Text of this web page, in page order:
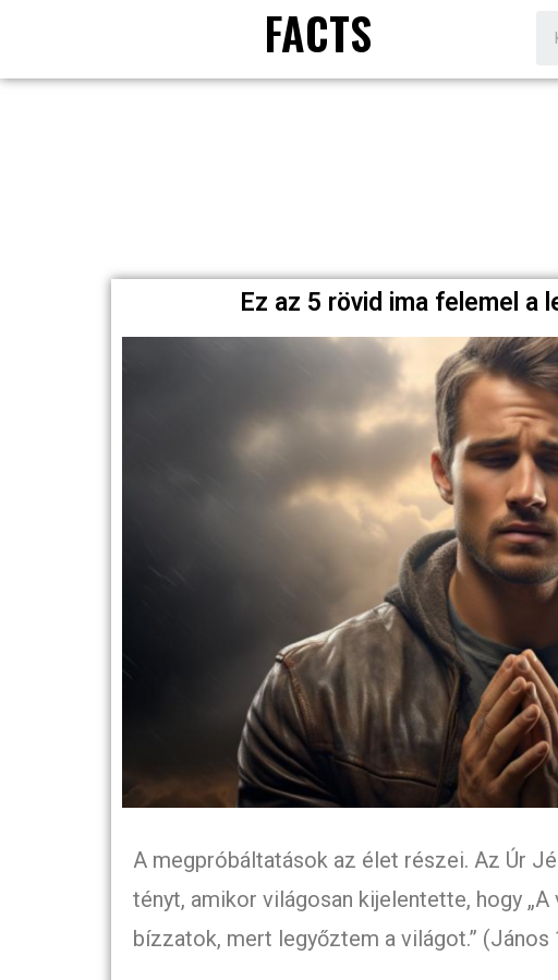
FACTS
Ez az 5 rövid ima felemel a
A megpróbáltatások az élet részei. Az Úr
tényt, amikor világosan kijelentette, hogy
bízzatok, mert legyőztem a világot.” (János